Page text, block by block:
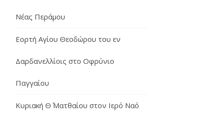
Νέας Περάμου
Εορτή Αγίου Θεοδώρου του εν
Δαρδανελλίοις στο Οφρύνιο
Παγγαίου
Κυριακή Θ΄ Ματθαίου στον Ιερό Ναό